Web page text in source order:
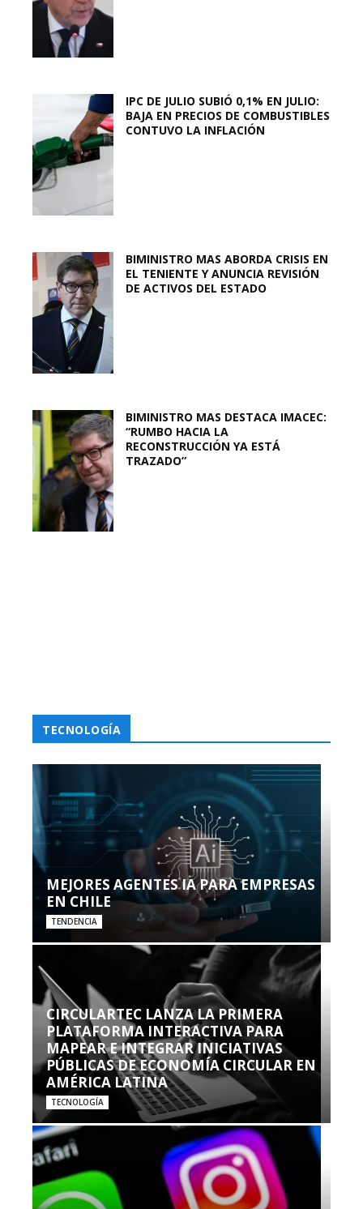
IPC DE JULIO SUBIÓ 0,1% EN JULIO:
BAJA EN PRECIOS DE COMBUSTIBLES
CONTUVO LA INFLACIÓN
BIMINISTRO MAS ABORDA CRISIS EN
EL TENIENTE Y ANUNCIA REVISIÓN
DE ACTIVOS DEL ESTADO
BIMINISTRO MAS DESTACA IMACEC:
“RUMBO HACIA LA
RECONSTRUCCIÓN YA ESTÁ
TRAZADO”
TECNOLOGÍA
MEJORES AGENTES IA PARA EMPRESAS
EN CHILE
TENDENCIA
CIRCULARTEC LANZA LA PRIMERA
PLATAFORMA INTERACTIVA PARA
MAPEAR E INTEGRAR INICIATIVAS
PÚBLICAS DE ECONOMÍA CIRCULAR EN
AMÉRICA LATINA
TECNOLOGÍA